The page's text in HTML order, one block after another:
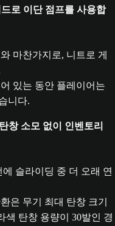
로 이단 점프를 사용합
마찬가지로, 니트로 게
있는 동안 플레이어는
니다.
창 소모 없이 인벤토리
슬라이딩 중 더 오래 연
은 무기 최대 탄창 크기
색 탄창 용량이 30발인 경